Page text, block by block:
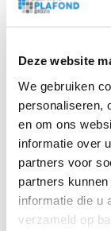
Deze website
We gebruiken
personaliseren,
en om ons
informatie over
partners voor
partners
informatie die u
verzameld op
Beschrijving
API Quick-Lock
systeem voor
Deze is
plaatsen van
inleg of doorzak
worden.
Kenmerken van